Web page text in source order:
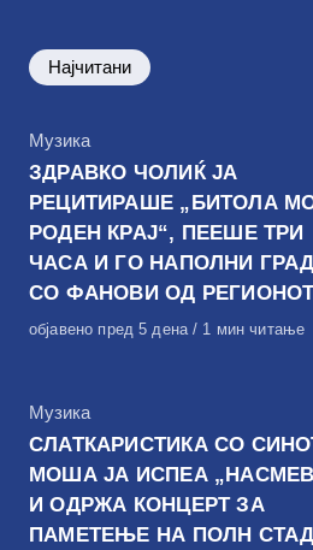
Најчитани
КАтегорија
Музика
ЗДРАВКО ЧОЛИЌ ЈА
РЕЦИТИРАШЕ „БИТОЛА
РОДЕН КРАЈ“, ПЕЕШЕ ТРИ
ЧАСА И ГО НАПОЛНИ
СО ФАНОВИ ОД
Објавено
објавено пред 5 дена 1 мин читање
КАтегорија
Музика
СЛАТКАРИСТИКА СО
МОША ЈА ИСПЕА
И ОДРЖА КОНЦЕРТ ЗА
ПАМЕТЕЊЕ НА ПОЛН